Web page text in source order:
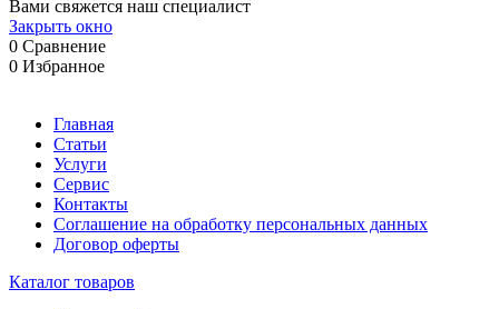
Вами свяжется наш специалист
Закрыть окно
0 Сравнение
0 Избранное
Главная
Статьи
Услуги
Сервис
Контакты
Соглашение на обработку персональных данных
Договор оферты
Каталог товаров